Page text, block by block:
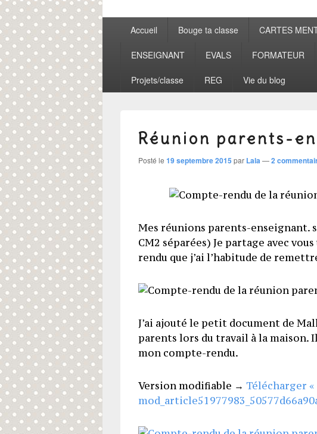
MenuAccueil Bouge ta classe CARTES
ENSEIGNANT EVALS FORMATEUR
Projets/classe REG Vie du blog
Réunion parents-
Posté le 19 septembre 2015 par Lala—2
Mes réunions parents-enseignant.
CM2 séparées) Je partage avec
rendu que j’ai l’habitude de
J’ai ajouté le petit document de
parents lors du travail à la maison.
mon compte-rendu.
Version modifiable → Télécharger «